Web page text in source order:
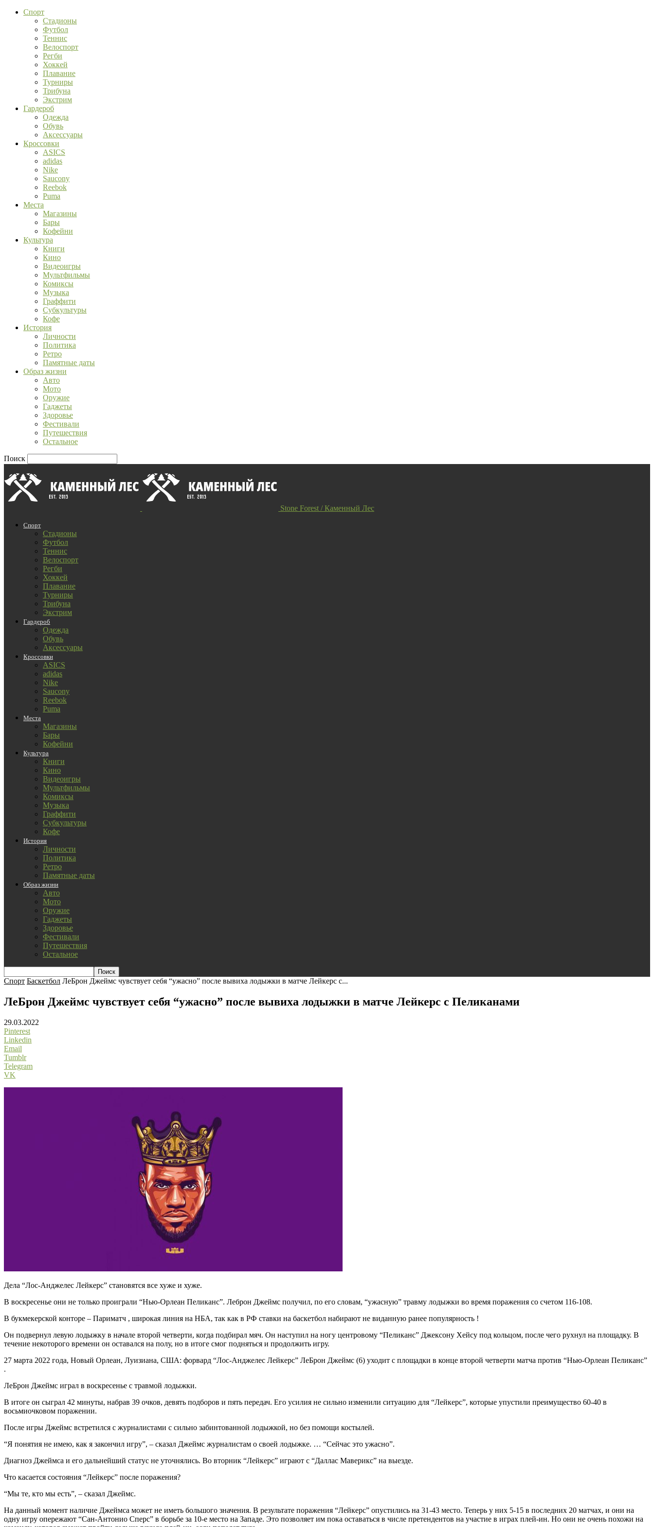
Спорт
Стадионы
Футбол
Теннис
Велоспорт
Регби
Хоккей
Плавание
Турниры
Трибуна
Экстрим
Гардероб
Одежда
Обувь
Аксессуары
Кроссовки
ASICS
adidas
Nike
Saucony
Reebok
Puma
Места
Магазины
Бары
Кофейни
Культура
Книги
Кино
Видеоигры
Мультфильмы
Комиксы
Музыка
Граффити
Субкультуры
Кофе
История
Личности
Политика
Ретро
Памятные даты
Образ жизни
Авто
Мото
Оружие
Гаджеты
Здоровье
Фестивали
Путешествия
Остальное
Поиск
Stone Forest / Каменный Лес
Спорт
Стадионы
Футбол
Теннис
Велоспорт
Регби
Хоккей
Плавание
Турниры
Трибуна
Экстрим
Гардероб
Одежда
Обувь
Аксессуары
Кроссовки
ASICS
adidas
Nike
Saucony
Reebok
Puma
Места
Магазины
Бары
Кофейни
Культура
Книги
Кино
Видеоигры
Мультфильмы
Комиксы
Музыка
Граффити
Субкультуры
Кофе
История
Личности
Политика
Ретро
Памятные даты
Образ жизни
Авто
Мото
Оружие
Гаджеты
Здоровье
Фестивали
Путешествия
Остальное
Спорт Баскетбол ЛеБрон Джеймс чувствует себя “ужасно” после вывиха лодыжки в матче Лейкерс с...
ЛеБрон Джеймс чувствует себя “ужасно” после вывиха лодыжки в матче Лейкерс с Пеликанами
29.03.2022
Pinterest
Linkedin
Email
Tumblr
Telegram
VK
Дела “Лос-Анджелес Лейкерс” становятся все хуже и хуже.
В воскресенье они не только проиграли “Нью-Орлеан Пеликанс”. Леброн Джеймс получил, по его словам, “ужасную” травму лодыжки во время поражения со счетом 116-108.
В букмекерской конторе – Париматч , широкая линия на НБА, так как в РФ ставки на баскетбол набирают не виданную ранее популярность !
Он подвернул левую лодыжку в начале второй четверти, когда подбирал мяч. Он наступил на ногу центровому “Пеликанс” Джексону Хейсу под кольцом, после чего рухнул на площадку. В
течение некоторого времени он оставался на полу, но в итоге смог подняться и продолжить игру.
27 марта 2022 года, Новый Орлеан, Луизиана, США: форвард “Лос-Анджелес Лейкерс” ЛеБрон Джеймс (6) уходит с площадки в конце второй четверти матча против “Нью-Орлеан Пеликанс”
.
ЛеБрон Джеймс играл в воскресенье с травмой лодыжки.
В итоге он сыграл 42 минуты, набрав 39 очков, девять подборов и пять передач. Его усилия не сильно изменили ситуацию для “Лейкерс”, которые упустили преимущество 60-40 в
восьмиочковом поражении.
После игры Джеймс встретился с журналистами с сильно забинтованной лодыжкой, но без помощи костылей.
“Я понятия не имею, как я закончил игру”, – сказал Джеймс журналистам о своей лодыжке. … “Сейчас это ужасно”.
Диагноз Джеймса и его дальнейший статус не уточнялись. Во вторник “Лейкерс” играют с “Даллас Маверикс” на выезде.
Что касается состояния “Лейкерс” после поражения?
“Мы те, кто мы есть”, – сказал Джеймс.
На данный момент наличие Джеймса может не иметь большого значения. В результате поражения “Лейкерс” опустились на 31-43 место. Теперь у них 5-15 в последних 20 матчах, и они на
одну игру опережают “Сан-Антонио Сперс” в борьбе за 10-е место на Западе. Это позволяет им пока оставаться в числе претендентов на участие в играх плей-ин. Но они не очень похожи на